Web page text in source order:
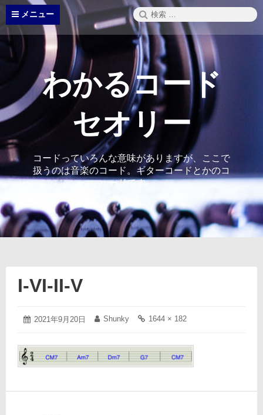
コ
テ
ン
ッ
プ
メニュー
検
索:
わかるコード
セオリー
コードっていろんな意味がありますが、ここで
扱うのは音楽のコード。ギターコードとかのコ
ードです。
I-VI-II-V
投
2021年9月20日
2021
月
20
日
投
Shunky
フ
イ
ズ
ン
1644 × 182